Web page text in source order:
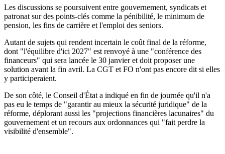
Les discussions se poursuivent entre gouvernement, syndicats et
patronat sur des points-clés comme la pénibilité, le minimum de
pension, les fins de carrière et l'emploi des seniors.
Autant de sujets qui rendent incertain le coût final de la réforme,
dont "l'équilibre d'ici 2027" est renvoyé à une "conférence des
financeurs" qui sera lancée le 30 janvier et doit proposer une
solution avant la fin avril. La CGT et FO n'ont pas encore dit si elles
y participeraient.
De son côté, le Conseil d'État a indiqué en fin de journée qu'il n'a
pas eu le temps de "garantir au mieux la sécurité juridique" de la
réforme, déplorant aussi les "projections financières lacunaires" du
gouvernement et un recours aux ordonnances qui "fait perdre la
visibilité d'ensemble".